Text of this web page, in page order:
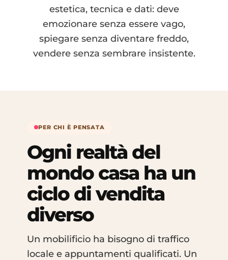
estetica, tecnica e dati: deve
emozionare senza essere vago,
spiegare senza diventare freddo,
vendere senza sembrare insistente.
PER CHI È PENSATA
Ogni realtà del
mondo casa ha un
ciclo di vendita
diverso
Un mobilificio ha bisogno di traffico
locale e appuntamenti qualificati. Un